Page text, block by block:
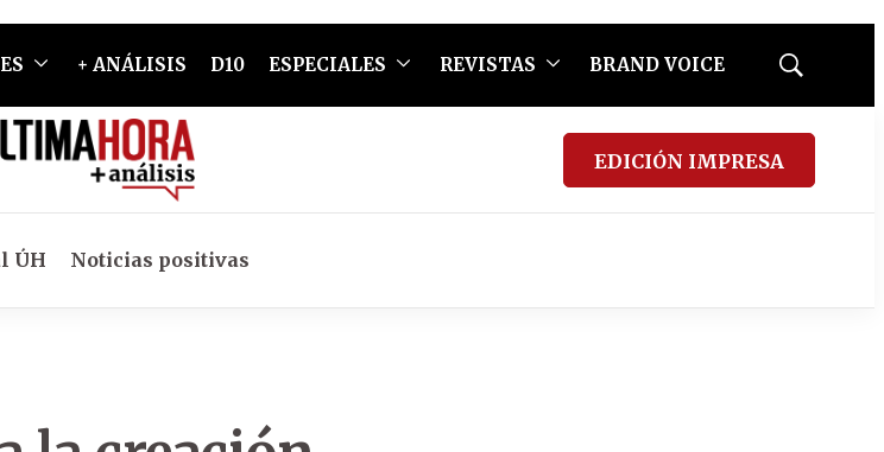
+ ANÁLISIS D10 ESPECIALES REVISTAS BRAND VOICE
Mostrar
EDICIÓN IMPRESA
ÚH Noticias positivas